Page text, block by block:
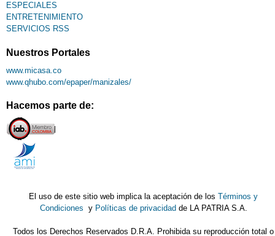
ESPECIALES
ENTRETENIMIENTO
SERVICIOS RSS
Nuestros Portales
www.micasa.co
www.qhubo.com/epaper/manizales/
Hacemos parte de:
El uso de este sitio web implica la aceptación de losTérminos y
Condiciones y Políticas de privacidad de LA PATRIA S.A.
Todos los Derechos Reservados D.R.A. Prohibida su reproducción total o